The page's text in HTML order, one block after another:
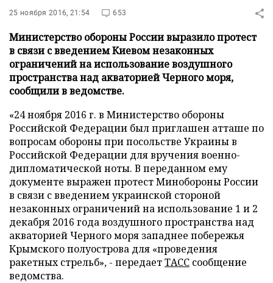
25 ноября 2016, 21:54 653
Министерство обороны России выразило протест
в связи с введением Киевом незаконных
ограничений на использование воздушного
пространства над акваторией Черного моря,
сообщили в ведомстве.
«24 ноября 2016 г. в Министерство обороны
Российской Федерации был приглашен атташе по
вопросам обороны при посольстве Украины в
Российской Федерации для вручения военно-
дипломатической ноты. В переданном ему
документе выражен протест Минобороны России
в связи с введением украинской стороной
незаконных ограничений на использование 1 и 2
декабря 2016 года воздушного пространства над
акваторией Черного моря западнее побережья
Крымского полуострова для «проведения
ракетных стрельб», - передаетТАСС сообщение
ведомства.